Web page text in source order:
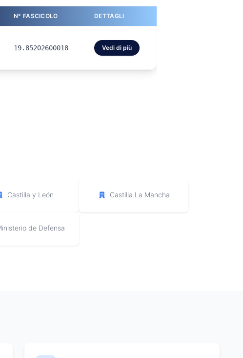
N° FASCICOLO DETTAGLI
19.85202600018 Vedi di più
Castilla y León Castilla La Mancha
de Defensa